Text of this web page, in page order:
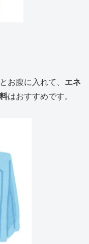
お腹に入れて、 エネ
はおすすめです。